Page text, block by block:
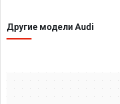
Другие модели Audi